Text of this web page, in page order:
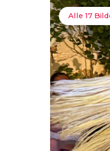
Alle 17